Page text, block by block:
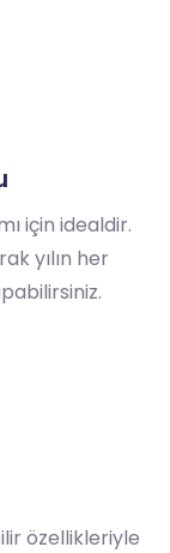
için idealdir.
yılın her
özellikleriyle